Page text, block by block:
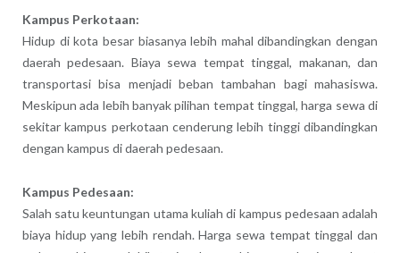
Kampus Perkotaan:
Hidup di kota besar biasanya lebih mahal dibandingkan dengan
daerah pedesaan. Biaya sewa tempat tinggal, makanan, dan
transportasi bisa menjadi beban tambahan bagi mahasiswa.
Meskipun ada lebih banyak pilihan tempat tinggal, harga sewa di
sekitar kampus perkotaan cenderung lebih tinggi dibandingkan
dengan kampus di daerah pedesaan.
Kampus Pedesaan:
Salah satu keuntungan utama kuliah di kampus pedesaan adalah
biaya hidup yang lebih rendah. Harga sewa tempat tinggal dan